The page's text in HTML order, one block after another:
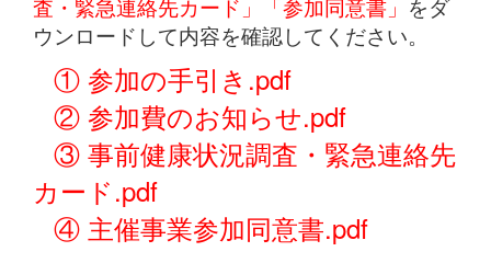
査・緊急連絡先カード」「参加同意書」 をダ
ウンロードして内容を確認してください。
① 参加の手引き.pdf
② 参加費のお知らせ.pdf
③ 事前健康状況調査・緊急連絡先
カード.pdf
④ 主催事業参加同意書.pdf